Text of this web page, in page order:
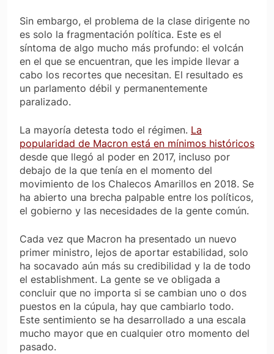
Sin embargo, el problema de la clase dirigente no
es solo la fragmentación política. Este es el
síntoma de algo mucho más profundo: el volcán
en el que se encuentran, que les impide llevar a
cabo los recortes que necesitan. El resultado es
un parlamento débil y permanentemente
paralizado.
La mayoría detesta todo el régimen. La
popularidad de Macron está en mínimos históricos
desde que llegó al poder en 2017, incluso por
debajo de la que tenía en el momento del
movimiento de los Chalecos Amarillos en 2018. Se
ha abierto una brecha palpable entre los políticos,
el gobierno y las necesidades de la gente común.
Cada vez que Macron ha presentado un nuevo
primer ministro, lejos de aportar estabilidad, solo
ha socavado aún más su credibilidad y la de todo
el establishment. La gente se ve obligada a
concluir que no importa si se cambian uno o dos
puestos en la cúpula, hay que cambiarlo todo.
Este sentimiento se ha desarrollado a una escala
mucho mayor que en cualquier otro momento del
pasado.